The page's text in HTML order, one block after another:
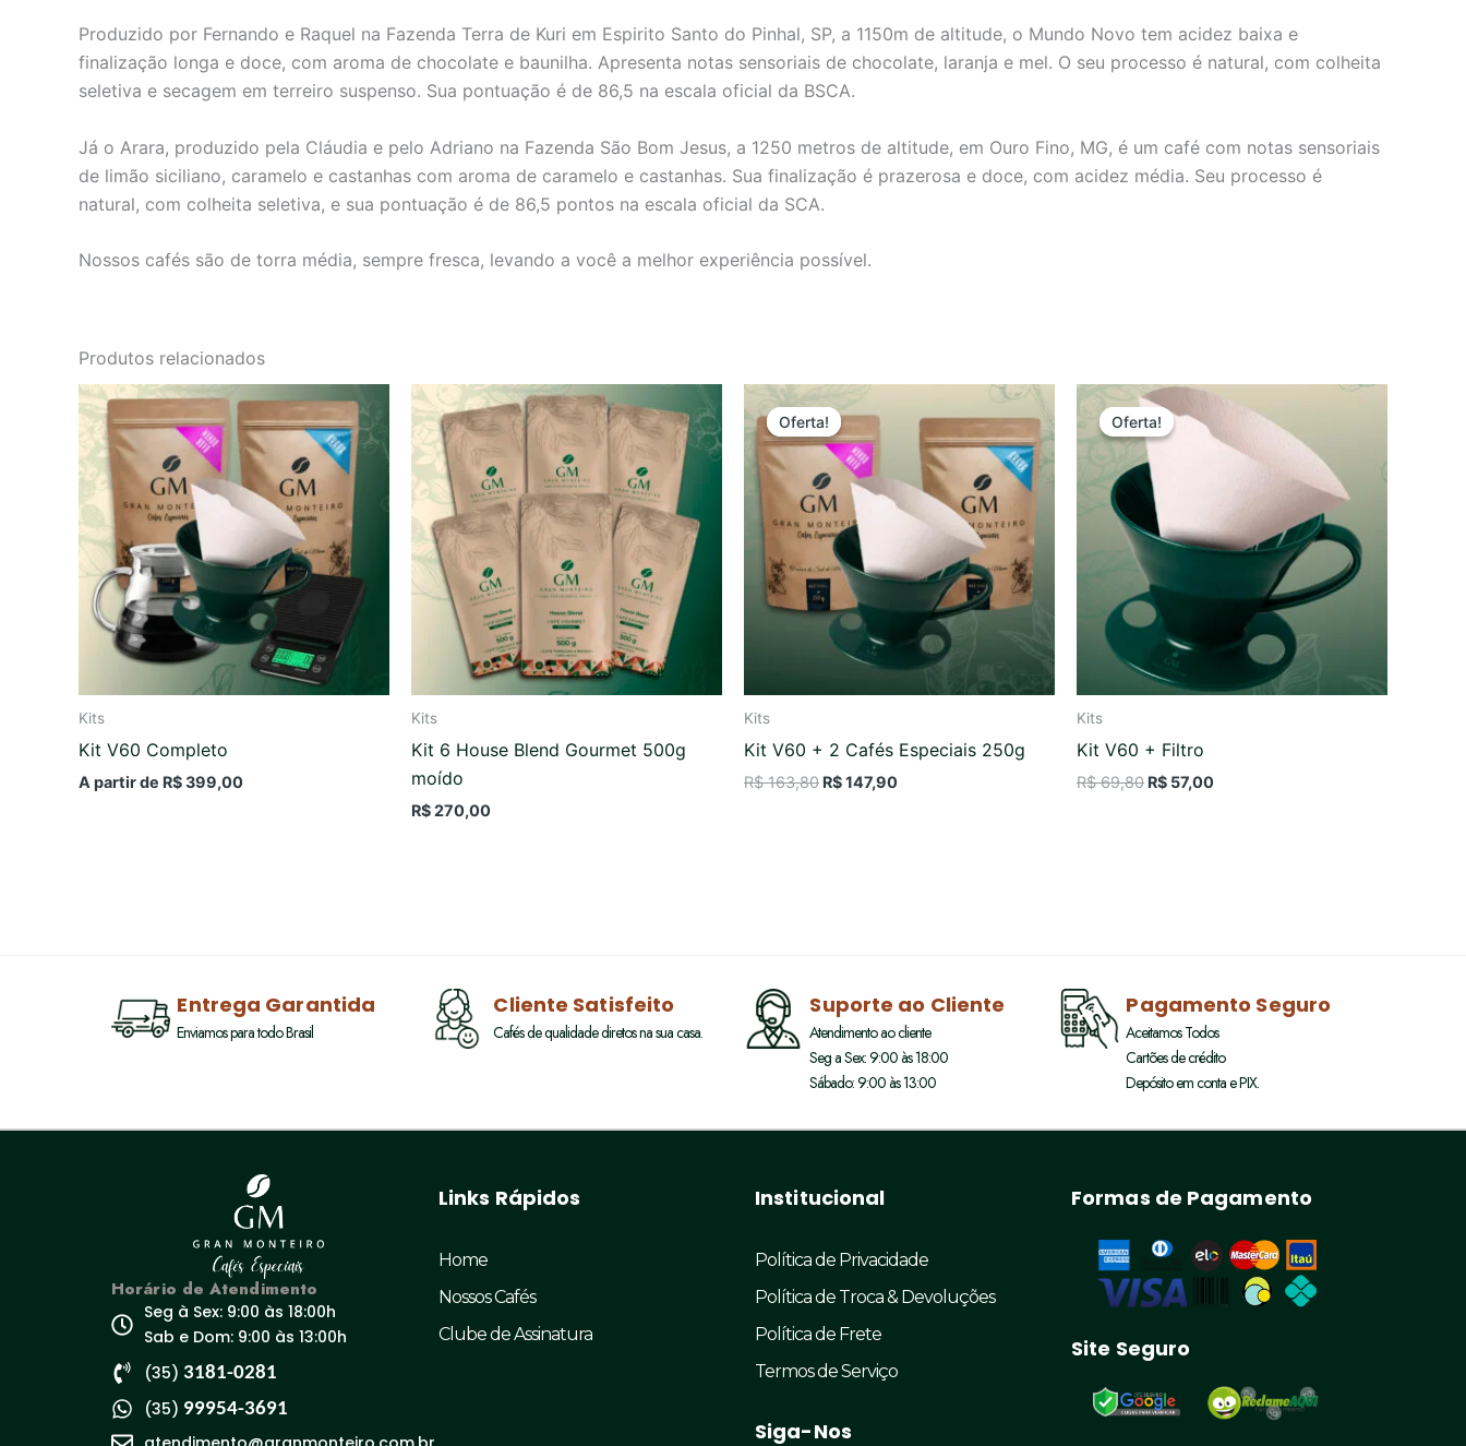
Produzido por Fernando e Raquel na Fazenda Terra de Kuri em Espirito Santo do Pinhal, SP, a 1150m de altitude, o Mundo Novo tem acidez baixa e
finalização longa e doce, com aroma de chocolate e baunilha. Apresenta notas sensoriais de chocolate, laranja e mel. O seu processo é natural, com colheita
seletiva e secagem em terreiro suspenso. Sua pontuação é de 86,5 na escala oficial da BSCA.
Já o Arara, produzido pela Cláudia e pelo Adriano na Fazenda São Bom Jesus, a 1250 metros de altitude, em Ouro Fino, MG, é um café com notas sensoriais
de limão siciliano, caramelo e castanhas com aroma de caramelo e castanhas. Sua finalização é prazerosa e doce, com acidez média. Seu processo é
natural, com colheita seletiva, e sua pontuação é de 86,5 pontos na escala oficial da SCA.
Nossos cafés são de torra média, sempre fresca, levando a você a melhor experiência possível.
Produtos relacionados
Kits
Kit V60 Completo
A partir de R$399,00
Kits
Kit 6 House Blend Gourmet 500g
moído
R$270,00
Oferta!
Oferta!
Kits
Kit V60 + 2 Cafés Especiais 250g
R$163,80
O
preço
original
era:
R$ 163,80.
R$147,90
preço
R$ 147,90.
Oferta!
Oferta!
Kits
Kit V60 + Filtro
R$69,80
O
preço
original
era:
R$ 69,80.
R$ 57,00
O
preço
atual
Entrega Garantida
Enviamos para todo Brasil
Cliente Satisfeito
Cafés de qualidade diretos na sua casa.
Suporte ao Cliente
Atendimento ao cliente
Seg a Sex: 9:00 às 18:00
Sábado: 9:00 às 13:00
Pagamento Seguro
Aceitamos Todos
Cartões de crédito
Depósito em conta e PIX.
Horário de Atendimento
Seg à Sex: 9:00 às 18:00h
Sab e Dom: 9:00 às 13:00h
(35) 3181-0281
(35) 99954-3691
Links Rápidos
Home
Nossos Cafés
Clube de Assinatura
Institucional
Política de Privacidade
Política de Troca & Devoluções
Política de Frete
Termos de Serviço
Siga-Nos
Formas de Pagamento
Site Seguro